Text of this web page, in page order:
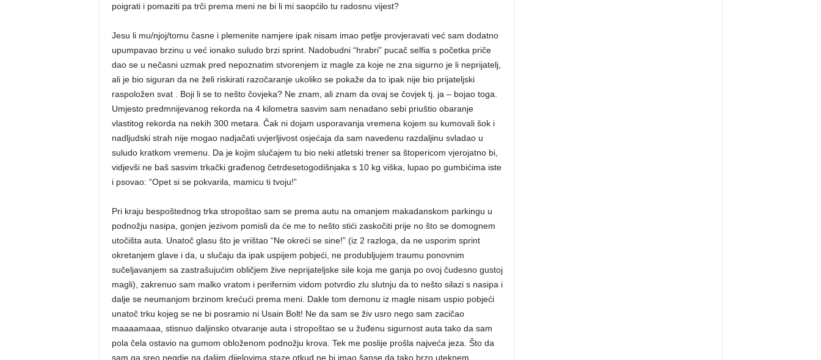
poigrati i pomaziti pa trči prema meni ne bi li mi saopćilo tu radosnu vijest?
Jesu li mu/njoj/tomu časne i plemenite namjere ipak nisam imao petlje provjeravati već sam dodatno
upumpavao brzinu u već ionako suludo brzi sprint. Nadobudni “hrabri” pucač selfia s početka priče
dao se u nečasni uzmak pred nepoznatim stvorenjem iz magle za koje ne zna sigurno je li neprijatelj,
ali je bio siguran da ne želi riskirati razočaranje ukoliko se pokaže da to ipak nije bio prijateljski
raspoložen svat . Boji li se to nešto čovjeka? Ne znam, ali znam da ovaj se čovjek tj. ja – bojao toga.
Umjesto predmnijevanog rekorda na 4 kilometra sasvim sam nenadano sebi priuštio obaranje
vlastitog rekorda na nekih 300 metara. Čak ni dojam usporavanja vremena kojem su kumovali šok i
nadljudski strah nije mogao nadjačati uvjerljivost osjećaja da sam navedenu razdaljinu svladao u
suludo kratkom vremenu. Da je kojim slučajem tu bio neki atletski trener sa štopericom vjerojatno bi,
vidjevši ne baš sasvim trkački građenog četrdesetogodišnjaka s 10 kg viška, lupao po gumbićima iste
i psovao: “Opet si se pokvarila, mamicu ti tvoju!”
Pri kraju bespoštednog trka stropoštao sam se prema autu na omanjem makadanskom parkingu u
podnožju nasipa, gonjen jezivom pomisli da će me to nešto stići zaskočiti prije no što se domognem
utočišta auta. Unatoč glasu što je vrištao “Ne okreći se sine!” (iz 2 razloga, da ne usporim sprint
okretanjem glave i da, u slučaju da ipak uspijem pobjeći, ne produbljujem traumu ponovnim
sučeljavanjem sa zastrašujućim obličjem žive neprijateljske sile koja me ganja po ovoj čudesno gustoj
magli), zakrenuo sam malko vratom i perifernim vidom potvrdio zlu slutnju da to nešto silazi s nasipa i
dalje se neumanjom brzinom krećući prema meni. Dakle tom demonu iz magle nisam uspio pobjeći
unatoč trku kojeg se ne bi posramio ni Usain Bolt! Ne da sam se živ usro nego sam zacičao
maaaamaaa, stisnuo daljinsko otvaranje auta i stropoštao se u žuđenu sigurnost auta tako da sam
pola čela ostavio na gumom obloženom podnožju krova. Tek me poslije prošla najveća jeza. Što da
sam ga sreo negdje na daljim dijelovima staze otkud ne bi imao šanse da tako brzo uteknem.